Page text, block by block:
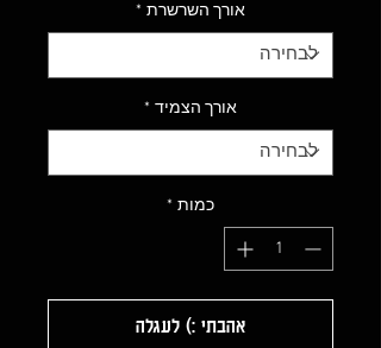
אורך השרשרת *
אורך הצמיד *
כמות *
אהבתי :) לעגלה